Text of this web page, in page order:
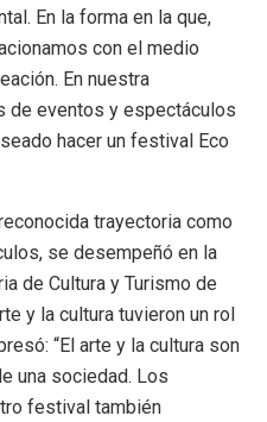
En la forma en la que,
con el medio
En nuestra
de eventos y espectáculos
hacer un festival Eco
trayectoria como
se desempeñó en la
de Cultura y Turismo de
y la cultura tuvieron un rol
“El arte y la cultura son
una sociedad. Los
festival también